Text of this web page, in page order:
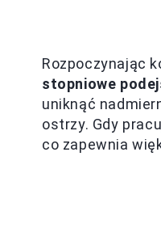
Rozpoczynając
stopniowe
uniknąć
ostrzy. Gdy
co zapewnia